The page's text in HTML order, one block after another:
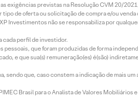
exigências previstas na Resolução CVM 20/
de oferta ou solicitação de compra e/ou
Investimentos não se responsabiliza por
cada perfil de investidor.
que foram produzidas de forma
e que sua(s) remuneração(es) é(são)
que, caso constem a indicação de mais
Brasil para o Analista de Valores Mobiliários